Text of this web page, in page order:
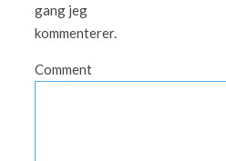
gang jeg
kommenterer.
Comment